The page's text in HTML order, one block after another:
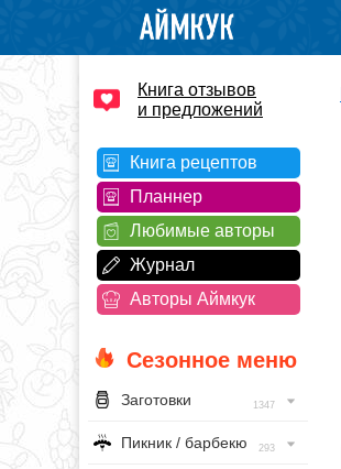
Книга отзывов
и предложений
Книга рецептов
Планнер
Любимые авторы
Журнал
Авторы Аймкук
Сезонное меню
Заготовки 1347
Пикник / барбекю 293